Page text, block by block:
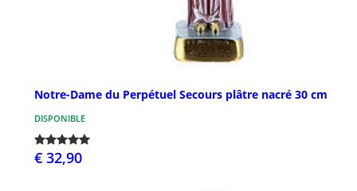
Notre-Dame du Perpétuel Secours plâtre nacré 30 cm
DISPONIBLE
€ 32,90